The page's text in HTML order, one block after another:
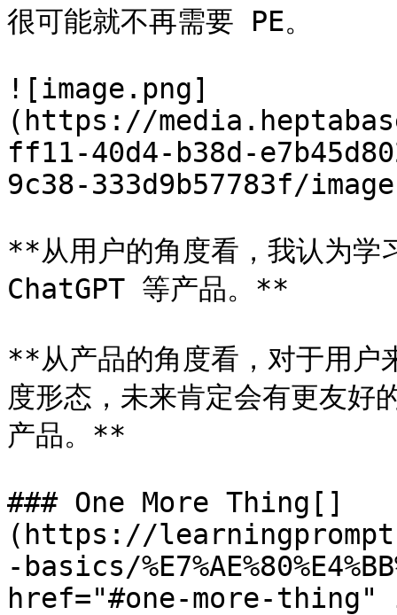
很可能就不再需要 PE。
![image.png]
(https://
ff11-40d4-b38d-
9c38-333d9b57783f/
**从用户的角度看，我认为
ChatGPT 等产品。**
**从产品的角度看，对于用
度形态，未来肯定会有更友
产品。**
### One More Thing[​]
(https://
-basics/
href="#one-more-thing"